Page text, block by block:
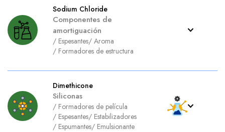
Sodium Chloride
Componentes de
amortiguación
/ Espesantes/ Aroma
/ Formadores de estructura
Dimethicone
Siliconas
/ Formadores de película
/ Espesantes/ Estabilizadores
/ Espumantes/ Emulsionante